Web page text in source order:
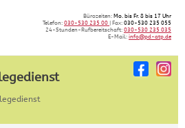
Bürozeiten: Mo. bis Fr. 8 bis 17 Uhr
Telefon: 030-530 235 00 | Fax: 030-530 235 055
24-Stunden-Rufbereitschaft: 030-530 235 035
E-Mail: info@pd-atp.de